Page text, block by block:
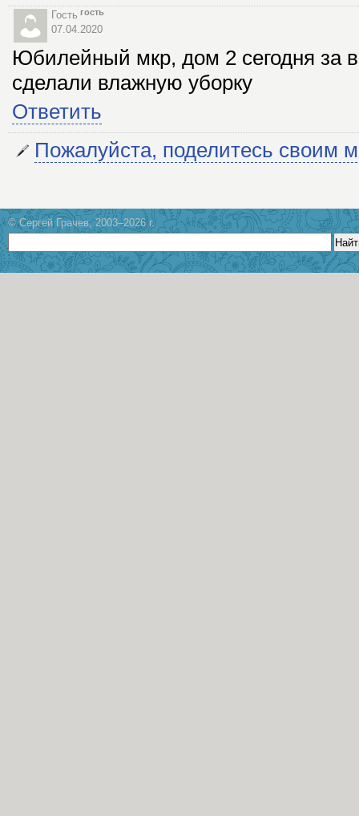
Гость гость
07.04.2020
Юбилейный мкр, дом 2 сегодня за
сделали влажную уборку
Ответить
Пожалуйста, поделитесь своим
© Сергей Грачев, 2003–2026 г.